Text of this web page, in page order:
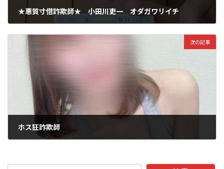
★悪質寸借詐欺師★ 小田川吏一 オダガワリイチ
次の記事
ホス狂詐欺師